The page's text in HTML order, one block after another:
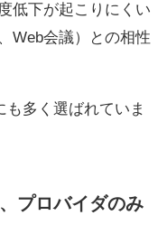
低下が起こりにくい
Web会議）との相性
も多く選ばれていま
プロバイダのみ